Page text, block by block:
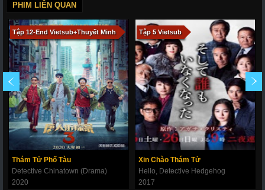
PHIM LIÊN QUAN
Tập 12-End Vietsub+Thuyết Minh
Thám Tử Phố Tàu
Detective Chinatown (Drama)
2020
Tập 5 Vietsub
Xin Chào Thám Tử
Hello, Detective Hedgehog
2017